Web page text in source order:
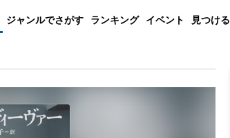
ジャンルでさがす ランキング イベント 見つける